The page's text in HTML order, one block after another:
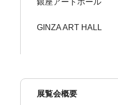
銀座アートホール
GINZA ART HALL
展覧会概要